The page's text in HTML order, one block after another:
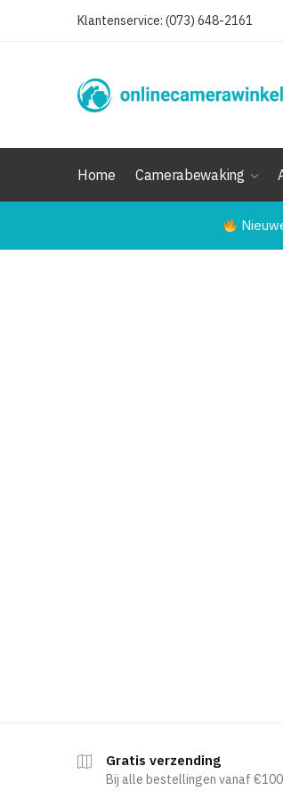
Klantenservice: (073) 648-2161
Home Camerabewaking
Gratis verzending
Bij alle bestellingen vanaf €100